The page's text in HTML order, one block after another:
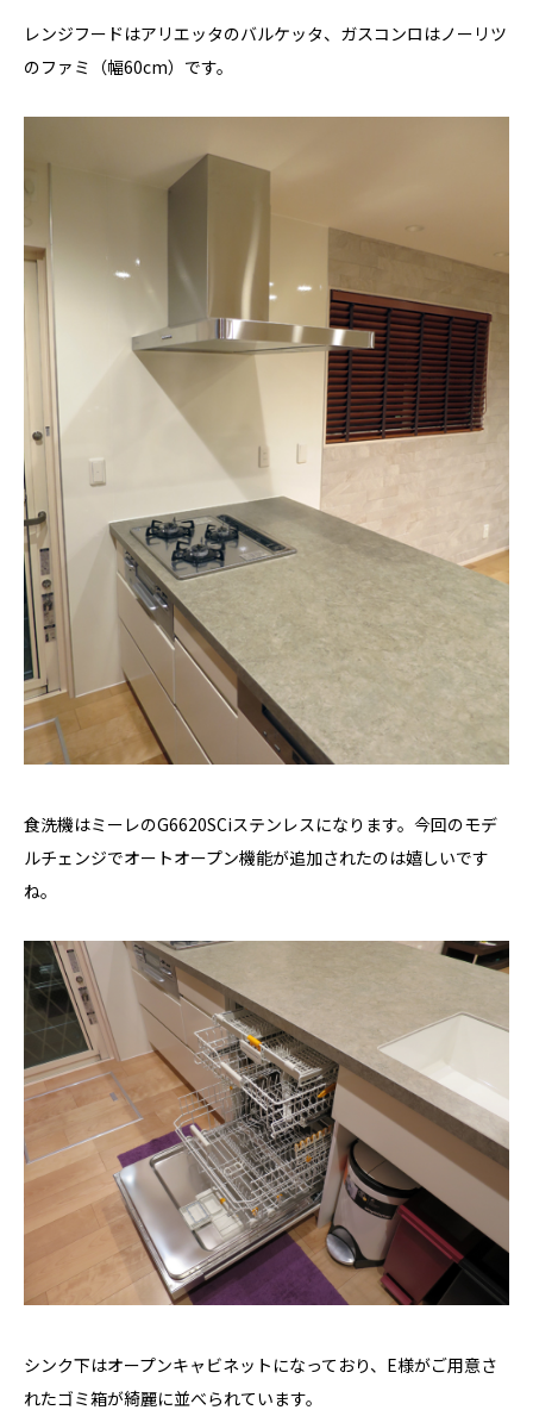
レンジフードはアリエッタのバルケッタ、ガスコンロはノーリツ
のファミ（幅60cm）です。
食洗機はミーレのG6620SCiステンレスになります。今回のモデ
ルチェンジでオートオープン機能が追加されたのは嬉しいです
ね。
シンク下はオープンキャビネットになっており、E様がご用意さ
れたゴミ箱が綺麗に並べられています。